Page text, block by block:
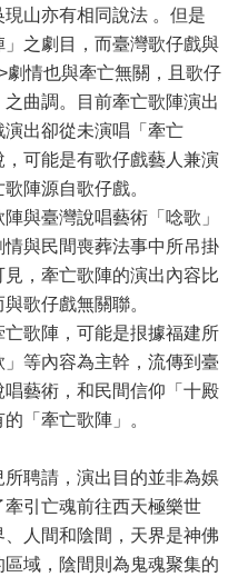
山亦有相同說法 。但是
之劇目，而臺灣歌仔戲與
劇情也與牽亡無關，且歌仔
曲調。目前牽亡歌陣演出
出卻從未演唱「牽亡
可能是有歌仔戲藝人兼演
陣源自歌仔戲。
與臺灣說唱藝術「唸歌」
與民間喪葬法事中所吊掛
，牽亡歌陣的演出內容比
歌仔戲無關聯。
歌陣，可能是拫據福建所
等內容為主幹，流傳到臺
藝術，和民間信仰「十殿
「牽亡歌陣」。
聘請，演出目的並非為娛
引亡魂前往西天極樂世
人間和陰間，天界是神佛
域，陰間則為鬼魂聚集的